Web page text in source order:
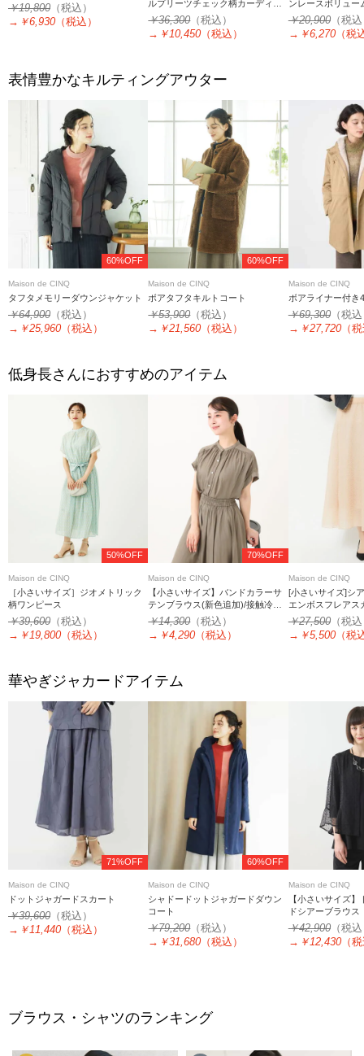
￥19,800 （税込）
→ ￥6,930 （税込）
ルプリーツチェック柄カーディガ
ン
￥36,300（税込）
→ ￥10,450 （税込）
ンレースボリュー
￥20,900（税
→ ￥6,270（税
表情豊かなキルティングアウター
60%OFF
Maison de CINQ
タフタメモリーダウンジャケット
￥64,900 （税込）
→ ￥25,960 （税込）
60%OFF
Maison de CINQ
ボアタフタキルトコート
￥53,900（税込）
→ ￥21,560 （税込）
Maison de CINQ
ボアライナー付き
￥69,300（税
→ ￥27,720（
低身長さんにおすすめのアイテム
50%OFF
Maison de CINQ
［小さいサイズ］ジオメトリック
柄ワンピース
￥39,600 （税込）
→ ￥19,800 （税込）
70%OFF
Maison de CINQ
【小さいサイズ】バンドカラーサ
テンブラウス(新色追加)/接触冷感/
洗える/セットアップ対応
￥14,300（税込）
→ ￥4,290 （税込）
Maison de CINQ
[小さいサイズ]シ
エンボスフレアス
￥27,500（税
→ ￥5,500（税
華やぎジャカードアイテム
71%OFF
Maison de CINQ
ドットジャガードスカート
￥39,600 （税込）
→ ￥11,440 （税込）
60%OFF
Maison de CINQ
シャドードットジャガードダウン
コート
￥79,200（税込）
→ ￥31,680 （税込）
Maison de CINQ
【小さいサイズ
ドシアーブラウス
￥42,900（税
→ ￥12,430（
ブラウス・シャツのランキング